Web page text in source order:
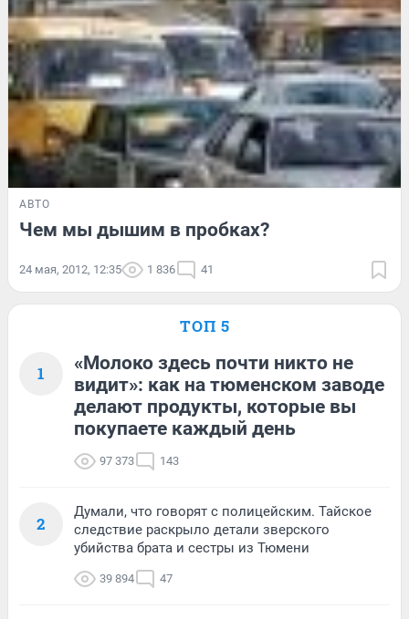
АВТО
Чем мы дышим в пробках?
24 мая, 2012, 12:35 1 836 41
ТОП 5
1
«Молоко здесь почти никто не
видит»: как на тюменском заводе
делают продукты, которые вы
покупаете каждый день
97 373 143
2
Думали, что говорят с полицейским. Тайское
следствие раскрыло детали зверского
убийства брата и сестры из Тюмени
39 894 47